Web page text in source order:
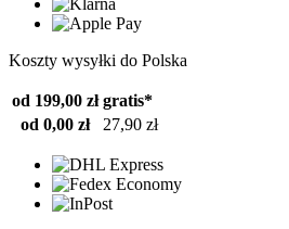
Koszty wysyłki do Polska
od 199,00 zł gratis*
od 0,00 zł
27,90 zł